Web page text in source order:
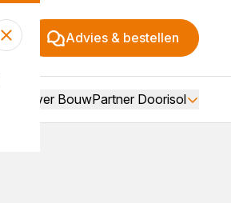
Advies & bestellen
Over BouwPartner Doorisol